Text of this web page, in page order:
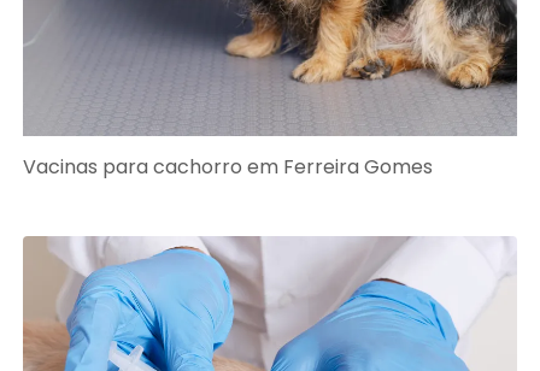
Vacinas para cachorro em Ferreira Gomes